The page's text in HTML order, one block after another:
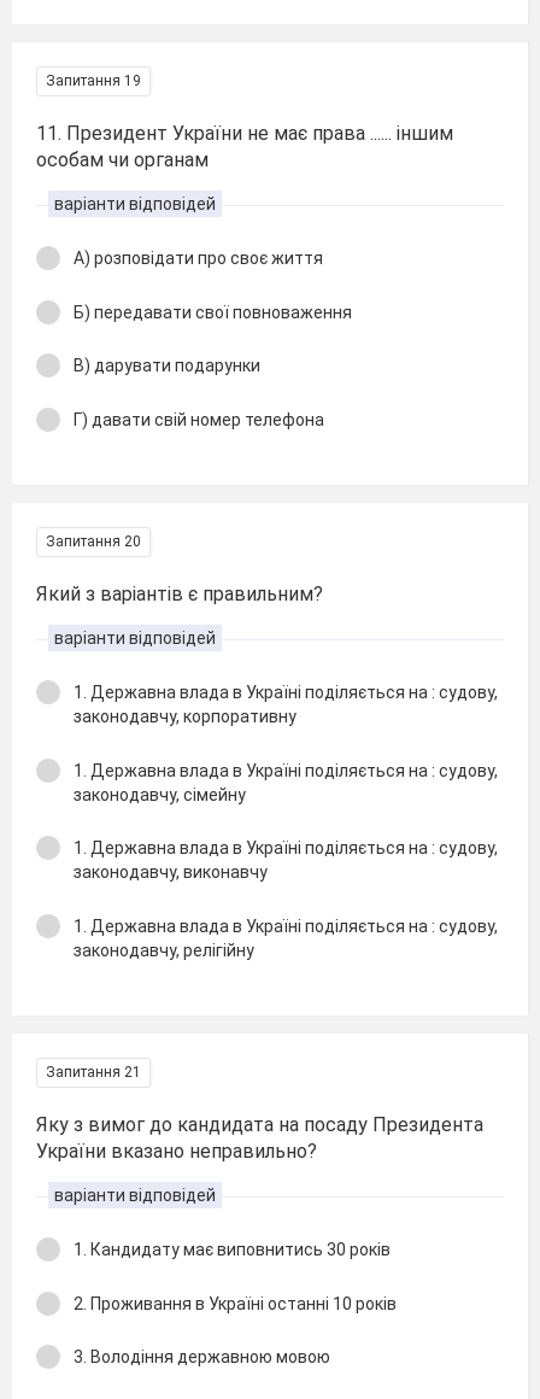
Запитання 19
11. Президент України не має права ...... іншим
особам чи органам
варіанти відповідей
А) розповідати про своє життя
Б) передавати свої повноваження
В) дарувати подарунки
Г) давати свій номер телефона
Запитання 20
Який з варіантів є правильним?
варіанти відповідей
1. Державна влада в Україні поділяється на : судову,
законодавчу, корпоративну
1. Державна влада в Україні поділяється на : судову,
законодавчу, сімейну
1. Державна влада в Україні поділяється на : судову,
законодавчу, виконавчу
1. Державна влада в Україні поділяється на : судову,
законодавчу, релігійну
Запитання 21
Яку з вимог до кандидата на посаду Президента
України вказано неправильно?
варіанти відповідей
1. Кандидату має виповнитись 30 років
2. Проживання в Україні останні 10 років
3. Володіння державною мовою